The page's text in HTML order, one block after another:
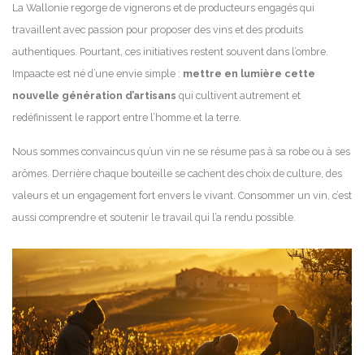
La Wallonie regorge de vignerons et de producteurs engagés qui
travaillent avec passion pour proposer des vins et des produits
authentiques. Pourtant, ces initiatives restent souvent dans l’ombre.
Impaacte est né d’une envie simple : mettre en lumière cette
nouvelle génération d’artisans qui cultivent autrement et
redéfinissent le rapport entre l’homme et la terre.
Nous sommes convaincus qu’un vin ne se résume pas à sa robe ou à ses
arômes. Derrière chaque bouteille se cachent des choix de culture, des
valeurs et un engagement fort envers le vivant. Consommer un vin, c’est
aussi comprendre et soutenir le travail qui l’a rendu possible.